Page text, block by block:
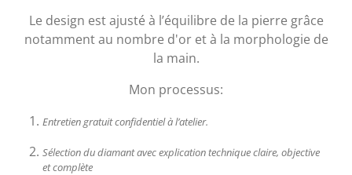
Le design est ajusté à l’équilibre de la pierre grâce
notamment au nombre d'or et à la morphologie de
la main.
Mon processus:
Entretien gratuit confidentiel à l’atelier.
Sélection du diamant avec explication technique claire, objective
et complète